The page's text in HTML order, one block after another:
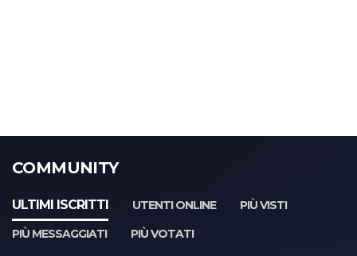
COMMUNITY
ULTIMI ISCRITTI UTENTI ONLINE
PIÙ VISTI
PIÙ MESSAGGIATI
PIÙ VOTATI